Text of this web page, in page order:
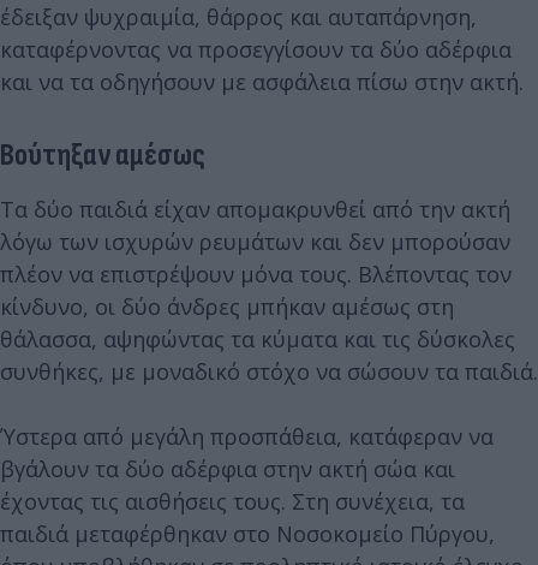
έδειξαν ψυχραιμία, θάρρος και αυταπάρνηση,
καταφέρνοντας να προσεγγίσουν τα δύο αδέρφια
και να τα οδηγήσουν με ασφάλεια πίσω στην ακτή.
Βούτηξαν αμέσως
Τα δύο παιδιά είχαν απομακρυνθεί από την ακτή
λόγω των ισχυρών ρευμάτων και δεν μπορούσαν
πλέον να επιστρέψουν μόνα τους. Βλέποντας τον
κίνδυνο, οι δύο άνδρες μπήκαν αμέσως στη
θάλασσα, αψηφώντας τα κύματα και τις δύσκολες
συνθήκες, με μοναδικό στόχο να σώσουν τα παιδιά.
Ύστερα από μεγάλη προσπάθεια, κατάφεραν να
βγάλουν τα δύο αδέρφια στην ακτή σώα και
έχοντας τις αισθήσεις τους. Στη συνέχεια, τα
παιδιά μεταφέρθηκαν στο Νοσοκομείο Πύργου,